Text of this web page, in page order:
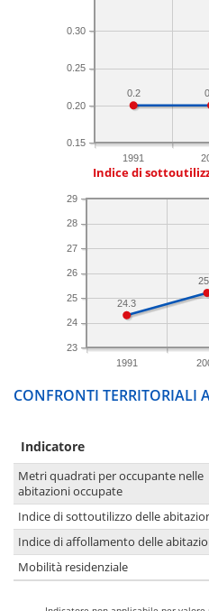
1991
0.15
0.20
0.25
0.30
0.2
Indice di
1991
23
24
25
26
27
28
29
24.3
CONFRONTI TERRITORIALI
Indicatore
Metri quadrati per occupante nelle
abitazioni occupate
Indice di sottoutilizzo delle
Indice di affollamento delle
Mobilità residenziale